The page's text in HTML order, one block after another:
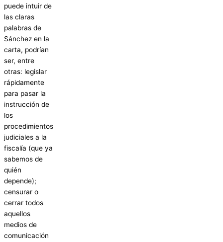
puede intuir de
las claras
palabras de
Sánchez en la
carta, podrían
ser, entre
otras: legislar
rápidamente
para pasar la
instrucción de
los
procedimientos
judiciales a la
fiscalía (que ya
sabemos de
quién
depende);
censurar o
cerrar todos
aquellos
medios de
comunicación